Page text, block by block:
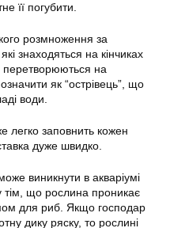
її погубити.
розмноження за
знаходяться на кінчиках
перетворюються на
як “острівець”, що
води.
легко заповнить кожен
дуже швидко.
виникнути в акваріумі
тім, що рослина проникає
для риб. Якщо господар
дику ряску, то рослині